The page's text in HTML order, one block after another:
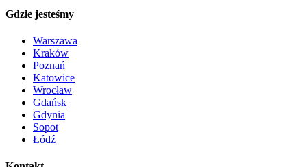
Gdzie jesteśmy
Warszawa
Kraków
Poznań
Katowice
Wrocław
Gdańsk
Gdynia
Sopot
Łódź